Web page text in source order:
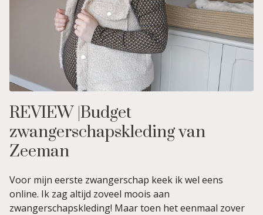
REVIEW |Budget
zwangerschapskleding van
Zeeman
Voor mijn eerste zwangerschap keek ik wel eens
online. Ik zag altijd zoveel moois aan
zwangerschapskleding! Maar toen het eenmaal zover